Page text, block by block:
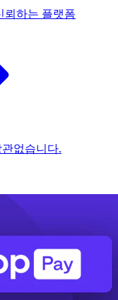
뢰하는 플랫폼
없습니다.